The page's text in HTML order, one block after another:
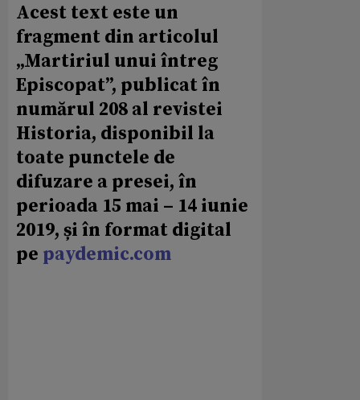
Acest text este un
fragment din articolul
„Martiriul unui întreg
Episcopat”, publicat în
numărul 208 al revistei
Historia, disponibil la
toate punctele de
difuzare a presei, în
perioada 15 mai – 14 iunie
2019, și în format digital
pe paydemic.com